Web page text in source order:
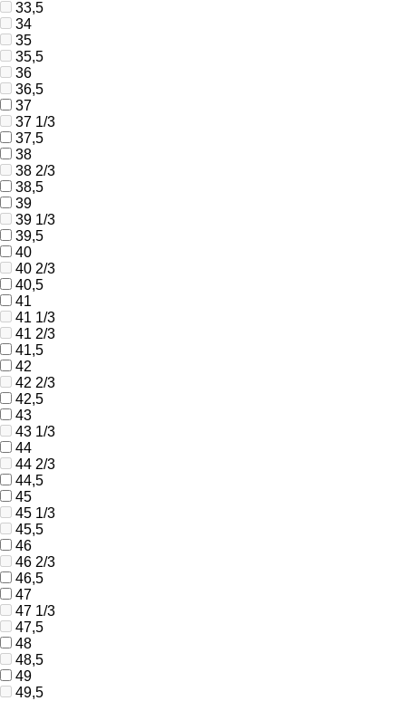
33,5
34
35
35,5
36
36,5
37
37 1/3
37,5
38
38 2/3
38,5
39
39 1/3
39,5
40
40 2/3
40,5
41
41 1/3
41 2/3
41,5
42
42 2/3
42,5
43
43 1/3
44
44 2/3
44,5
45
45 1/3
45,5
46
46 2/3
46,5
47
47 1/3
47,5
48
48,5
49
49,5